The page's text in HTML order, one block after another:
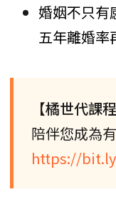
婚姻不只有
五年離婚率
【橘世代課程
陪伴您成為
https://